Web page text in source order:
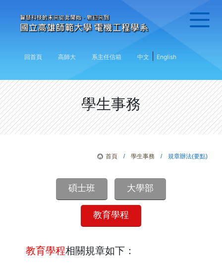
回首頁 高師大 系主任信箱 中文 English
學生事務
首頁 /學生事務 / 規章辦法(要點)
碩士班 大學部
教育學程
教育學程相關規章如下：